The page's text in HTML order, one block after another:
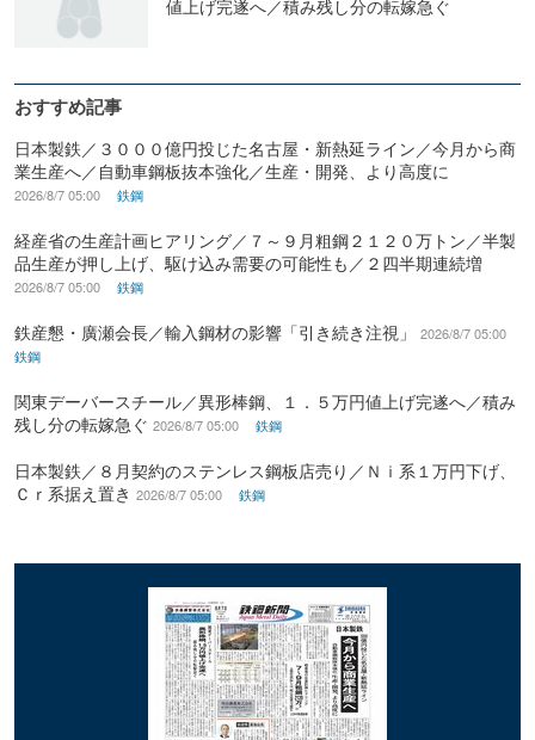
値上げ完遂へ／積み残し分の転嫁急ぐ
おすすめ記事
日本製鉄／３０００億円投じた名古屋・新熱延ライン／今月から商
業生産へ／自動車鋼板抜本強化／生産・開発、より高度に
2026/8/7 05:00 鉄鋼
経産省の生産計画ヒアリング／７～９月粗鋼２１２０万トン／半製
品生産が押し上げ、駆け込み需要の可能性も／２四半期連続増
2026/8/7 05:00 鉄鋼
鉄産懇・廣瀬会長／輸入鋼材の影響「引き続き注視」
2026/8/7 05:00
鉄鋼
関東デーバースチール／異形棒鋼、１．５万円値上げ完遂へ／積み
残し分の転嫁急ぐ 2026/8/7 05:00 鉄鋼
日本製鉄／８月契約のステンレス鋼板店売り／Ｎｉ系１万円下げ、
Ｃｒ系据え置き 2026/8/7 05:00 鉄鋼